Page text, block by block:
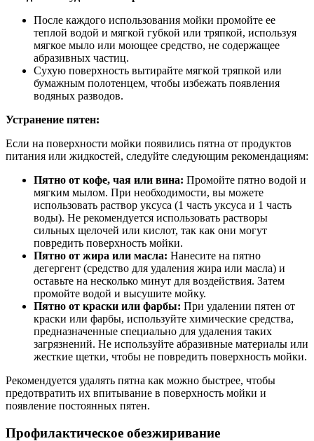
После каждого использования мойки промойте ее
теплой водой и мягкой губкой или тряпкой, используя
мягкое мыло или моющее средство, не содержащее
абразивных частиц.
Сухую поверхность вытирайте мягкой тряпкой или
бумажным полотенцем, чтобы избежать появления
водяных разводов.
Устранение пятен:
Если на поверхности мойки появились пятна от продуктов
питания или жидкостей, следуйте следующим рекомендациям:
Пятно от кофе, чая или вина: Промойте пятно водой и
мягким мылом. При необходимости, вы можете
использовать раствор уксуса (1 часть уксуса и 1 часть
воды). Не рекомендуется использовать растворы
сильных щелочей или кислот, так как они могут
повредить поверхность мойки.
Пятно от жира или масла: Нанесите на пятно
дегергент (средство для удаления жира или масла) и
оставьте на несколько минут для воздействия. Затем
промойте водой и высушите мойку.
Пятно от краски или фарбы: При удалении пятен от
краски или фарбы, используйте химические средства,
предназначенные специально для удаления таких
загрязнений. Не используйте абразивные материалы или
жесткие щетки, чтобы не повредить поверхность мойки.
Рекомендуется удалять пятна как можно быстрее, чтобы
предотвратить их впитывание в поверхность мойки и
появление постоянных пятен.
Профилактическое обезжиривание